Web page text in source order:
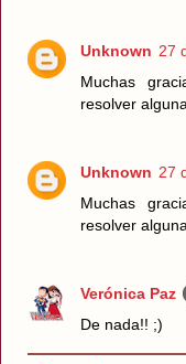
Unknown 27
Muchas
resolver
Unknown 27
Muchas
resolver
Verónica Paz
De nada!! ;)